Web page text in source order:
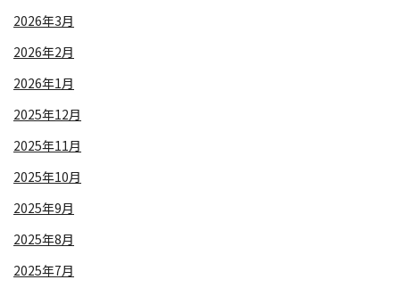
2026年3月
2026年2月
2026年1月
2025年12月
2025年11月
2025年10月
2025年9月
2025年8月
2025年7月